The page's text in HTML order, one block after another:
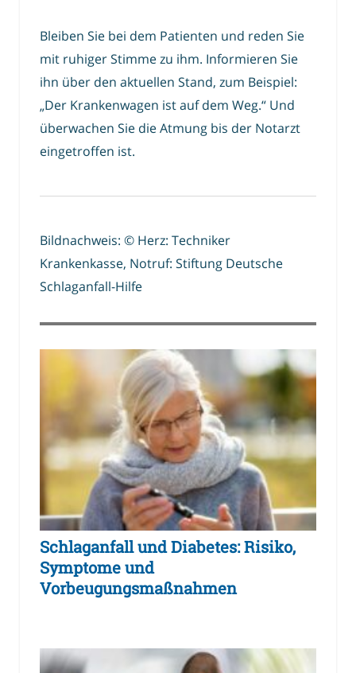
Bleiben Sie bei dem Patienten und reden Sie
mit ruhiger Stimme zu ihm. Informieren Sie
ihn über den aktuellen Stand, zum Beispiel:
„Der Krankenwagen ist auf dem Weg.“ Und
überwachen Sie die Atmung bis der Notarzt
eingetroffen ist.
Bildnachweis: © Herz: Techniker
Krankenkasse, Notruf: Stiftung Deutsche
Schlaganfall-Hilfe
Schlaganfall und Diabetes: Risiko,
Symptome und
Vorbeugungsmaßnahmen